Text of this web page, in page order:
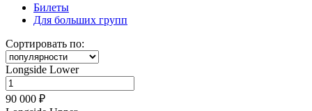
Билеты
Для больших групп
Сортировать по:
Longside Lower
90 000 ₽